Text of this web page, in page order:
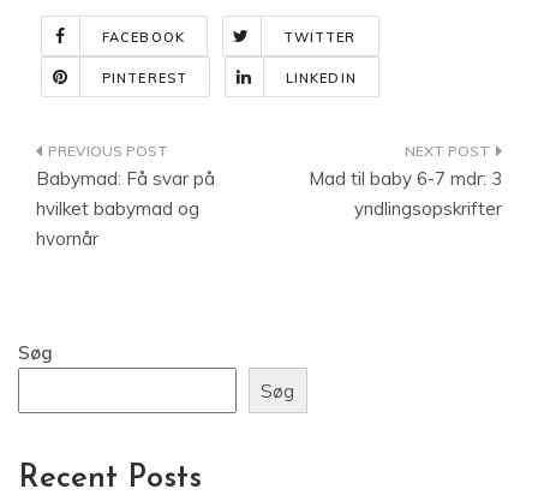
FACEBOOK TWITTER
PINTEREST LINKEDIN
Indlægsnavigation
Babymad: Få svar på
hvilket babymad og
hvornår
Mad til baby 6-7 mdr: 3
yndlingsopskrifter
Søg
Søg
Recent Posts